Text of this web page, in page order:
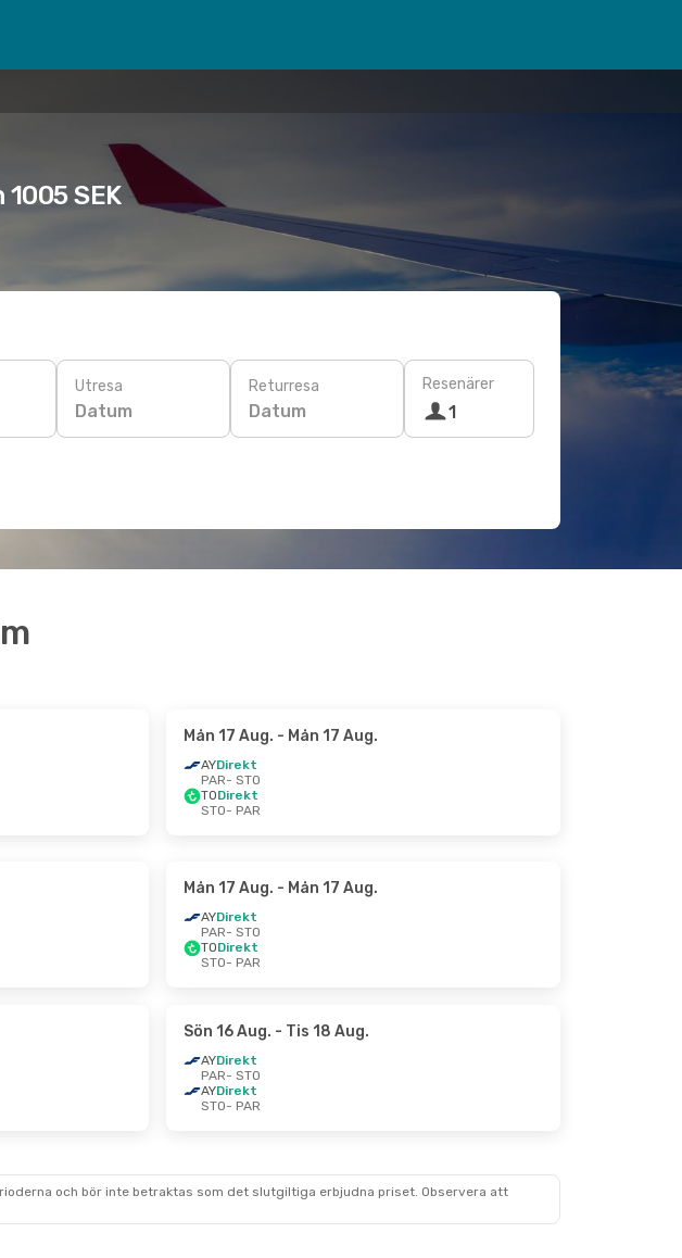
SEK
Utresa
Datum
Returresa
Datum
Resenärer
1
Mån 17 Aug. - Mån 17 Aug.
AYDirekt
PAR- STO
TODirekt
STO- PAR
Mån 17 Aug. - Mån 17 Aug.
AYDirekt
PAR- STO
TODirekt
STO- PAR
Sön 16 Aug. - Tis 18 Aug.
AYDirekt
PAR- STO
AYDirekt
STO- PAR
och bör inte betraktas som det slutgiltiga erbjudna priset. Observera att